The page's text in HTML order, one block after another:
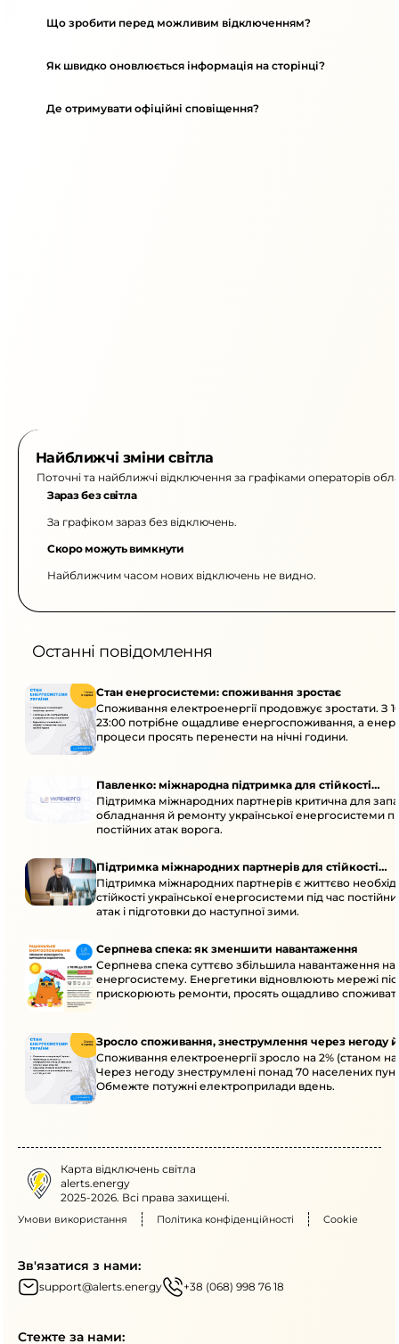
Що зробити перед можливим відключенням?
Як швидко оновлюється інформація на сторінці?
Де отримувати офіційні сповіщення?
Найближчі зміни світла
Поточні та найближчі відключення за графіками операторів
Зараз без світла
За графіком зараз без відключень.
Скоро можуть вимкнути
Найближчим часом нових відключень не видно.
Останні повідомлення
Стан енергосистеми: споживання зростає
Споживання електроенергії продовжує зростати. З
23:00 потрібне ощадливе енергоспоживання, а
процеси просять перенести на нічні години.
Павленко: міжнародна підтримка для стійкості
енергосистеми
Підтримка міжнародних партнерів критична для
обладнання й ремонту української енергосистеми
постійних атак ворога.
Підтримка міжнародних партнерів для стійкості
енергосистеми
Підтримка міжнародних партнерів є життєво
стійкості української енергосистеми під час
атак і підготовки до наступної зими.
Серпнева спека: як зменшити навантаження
Серпнева спека суттєво збільшила навантаження на
енергосистему. Енергетики відновлюють мережі
прискорюють ремонти, просять ощадливо
Зросло споживання, знеструмлення через негоду
Споживання електроенергії зросло на 2% (станом на
Через негоду знеструмлені понад 70 населених
Обмежте потужні електроприлади вдень.
Карта відключень світла
alerts.energy
2025-2026. Всі права захищені.
Умови використання Політика конфіденційності Cookie
Зв'язатися з нами:
support@alerts.energy +38 (068) 998 76 18
Стежте за нами: